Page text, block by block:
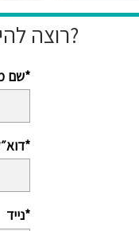
רוצה להיות הראשון לקבל את המבצעים הייחודיים שלנו?
שם מלא*
דוא״ל*
נייד*